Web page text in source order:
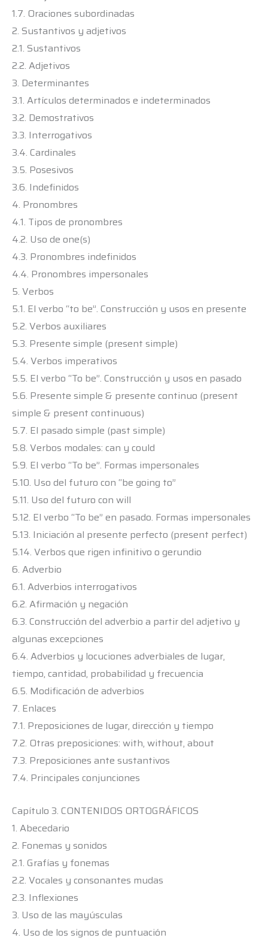
1.7. Oraciones subordinadas
2. Sustantivos y adjetivos
2.1. Sustantivos
2.2. Adjetivos
3. Determinantes
3.1. Artículos determinados e indeterminados
3.2. Demostrativos
3.3. Interrogativos
3.4. Cardinales
3.5. Posesivos
3.6. Indefinidos
4. Pronombres
4.1. Tipos de pronombres
4.2. Uso de one(s)
4.3. Pronombres indefinidos
4.4. Pronombres impersonales
5. Verbos
5.1. El verbo “to be”. Construcción y usos en presente
5.2. Verbos auxiliares
5.3. Presente simple (present simple)
5.4. Verbos imperativos
5.5. El verbo “To be”. Construcción y usos en pasado
5.6. Presente simple & presente continuo (present
simple & present continuous)
5.7. El pasado simple (past simple)
5.8. Verbos modales: can y could
5.9. El verbo “To be”. Formas impersonales
5.10. Uso del futuro con “be going to”
5.11. Uso del futuro con will
5.12. El verbo “To be” en pasado. Formas impersonales
5.13. Iniciación al presente perfecto (present perfect)
5.14. Verbos que rigen infinitivo o gerundio
6. Adverbio
6.1. Adverbios interrogativos
6.2. Afirmación y negación
6.3. Construcción del adverbio a partir del adjetivo y
algunas excepciones
6.4. Adverbios y locuciones adverbiales de lugar,
tiempo, cantidad, probabilidad y frecuencia
6.5. Modificación de adverbios
7. Enlaces
7.1. Preposiciones de lugar, dirección y tiempo
7.2. Otras preposiciones: with, without, about
7.3. Preposiciones ante sustantivos
7.4. Principales conjunciones
Capítulo 3. CONTENIDOS ORTOGRÁFICOS
1. Abecedario
2. Fonemas y sonidos
2.1. Grafías y fonemas
2.2. Vocales y consonantes mudas
2.3. Inflexiones
3. Uso de las mayúsculas
4. Uso de los signos de puntuación